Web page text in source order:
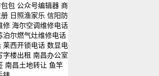
包 公众号编辑器 商
日照渔家乐 信阳防
修 海尔空调维修电话
泊尔燃气灶维修电话
莱西开锁电话 数显电
字楼出租 南昌办公室
南昌土地转让 鱼竿